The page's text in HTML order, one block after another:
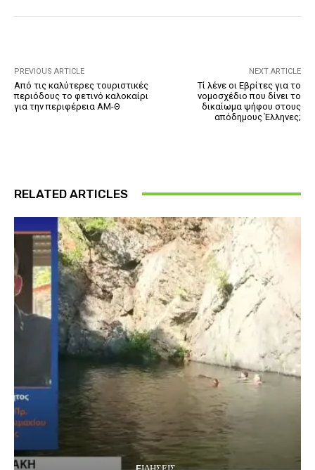
PREVIOUS ARTICLE
Από τις καλύτερες τουριστικές
περιόδους το φετινό καλοκαίρι
για την περιφέρεια ΑΜ-Θ
NEXT ARTICLE
Τί λένε οι Εβρίτες για το
νομοσχέδιο που δίνει το
δικαίωμα ψήφου στους
απόδημους Έλληνες;
RELATED ARTICLES